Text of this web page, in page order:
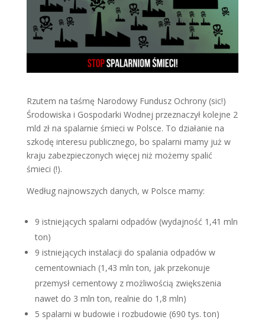
Rzutem na taśmę Narodowy Fundusz Ochrony (sic!)
Środowiska i Gospodarki Wodnej przeznaczył kolejne 2
mld zł na spalarnie śmieci w Polsce. To działanie na
szkodę interesu publicznego, bo spalarni mamy już w
kraju zabezpieczonych więcej niż możemy spalić
śmieci (!).
Według najnowszych danych, w Polsce mamy:
9 istniejących spalarni odpadów (wydajność 1,41 mln
ton)
9 istniejących instalacji do spalania odpadów w
cementowniach (1,43 mln ton, jak przekonuje
przemysł cementowy z możliwością zwiększenia
nawet do 3 mln ton, realnie do 1,8 mln)
5 spalarni w budowie i rozbudowie (690 tys. ton)